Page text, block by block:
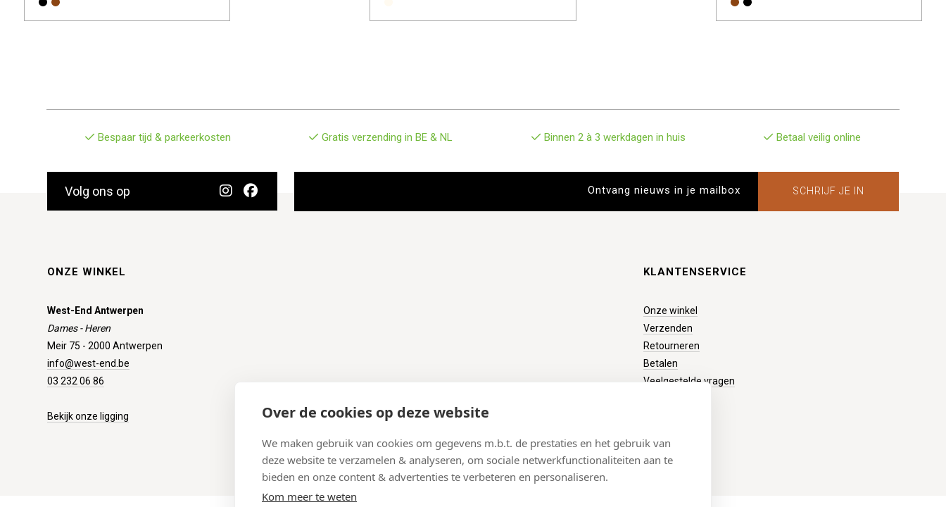
Over de cookies op deze website
We maken gebruik van cookies om gegevens m.b.t. de prestaties en het gebruik van
deze website te verzamelen & analyseren, om sociale netwerkfunctionaliteiten aan te
bieden en onze content & advertenties te verbeteren en personaliseren.
Kom meer te weten
Bespaar tijd & parkeerkosten Gratis verzending in BE & NL Binnen 2 à 3 werkdagen in huis Betaal veilig online
Volg ons op SCHRIJF JE IN
ONZE WINKEL
West-End Antwerpen
Dames - Heren
Meir 75 - 2000 Antwerpen
info@west-end.be
03 232 06 86
Bekijk onze ligging
KLANTENSERVICE
Onze winkel
Verzenden
Retourneren
Betalen
Veelgestelde vragen